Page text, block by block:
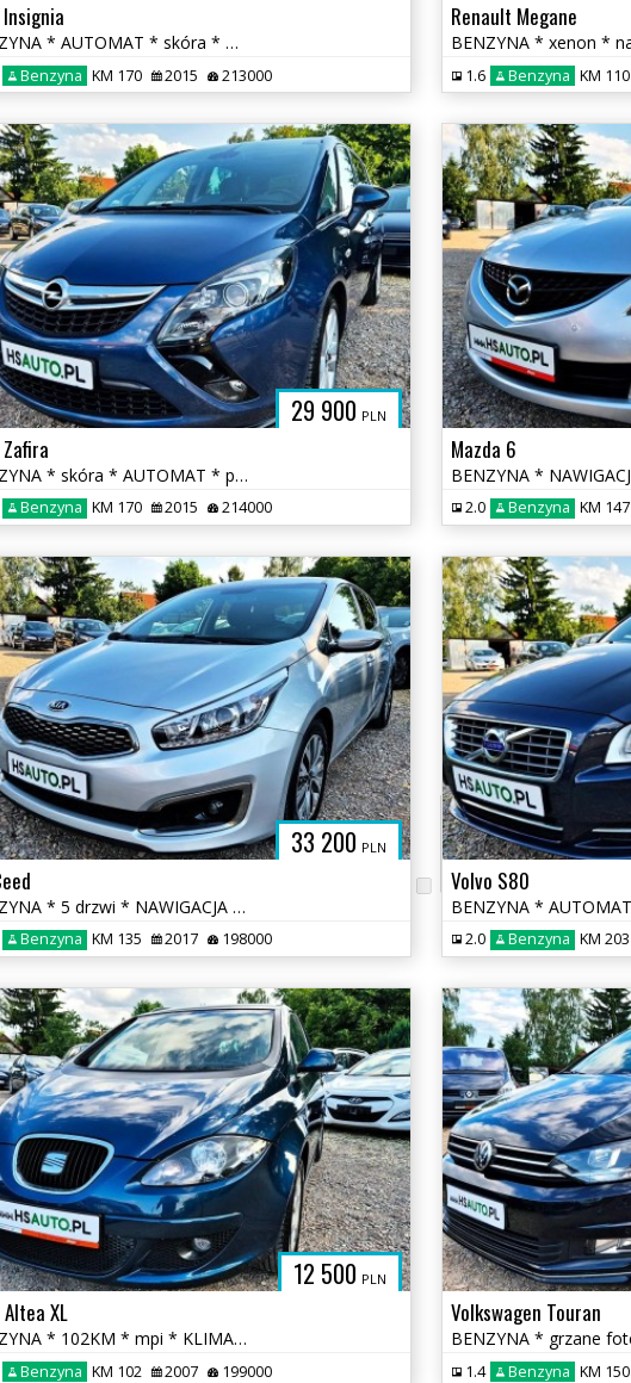
BENZYNA * AUTOMAT * skóra * martwa strefa * KAMERA * nawigacja * lift
Benzyna KM 170 2015 213000
Renault Megane
1.6 Benzyna KM 110
29 900 PLN
BENZYNA * skóra * AUTOMAT * panorama * super * okazja * 170KM
Benzyna KM 170 2015 214000
Mazda 6
2.0 Benzyna KM 147
33 200 PLN
BENZYNA * 5 drzwi * NAWIGACJA * KAMERA * super * okazja * polecamy
Benzyna KM 135 2017 198000
Volvo S80
2.0 Benzyna KM 203
12 500 PLN
XL
BENZYNA * 102KM * mpi * KLIMATYZACJA * super * okazja * polecamy
Benzyna KM 102 2007 199000
Volkswagen Touran
1.4 Benzyna KM 150